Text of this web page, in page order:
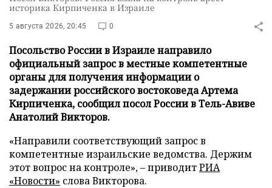
историка Кирпиченка в Израиле
5 августа 2026, 20:45 0
Посольство России в Израиле направило
официальный запрос в местные компетентные
органы для получения информации о
задержании российского востоковеда Артема
Кирпиченка, сообщил посол России в Тель-Авиве
Анатолий Викторов.
«Направили соответствующий запрос в
компетентные израильские ведомства. Держим
этот вопрос на контроле», – приводитРИА
«Новости» слова Викторова.